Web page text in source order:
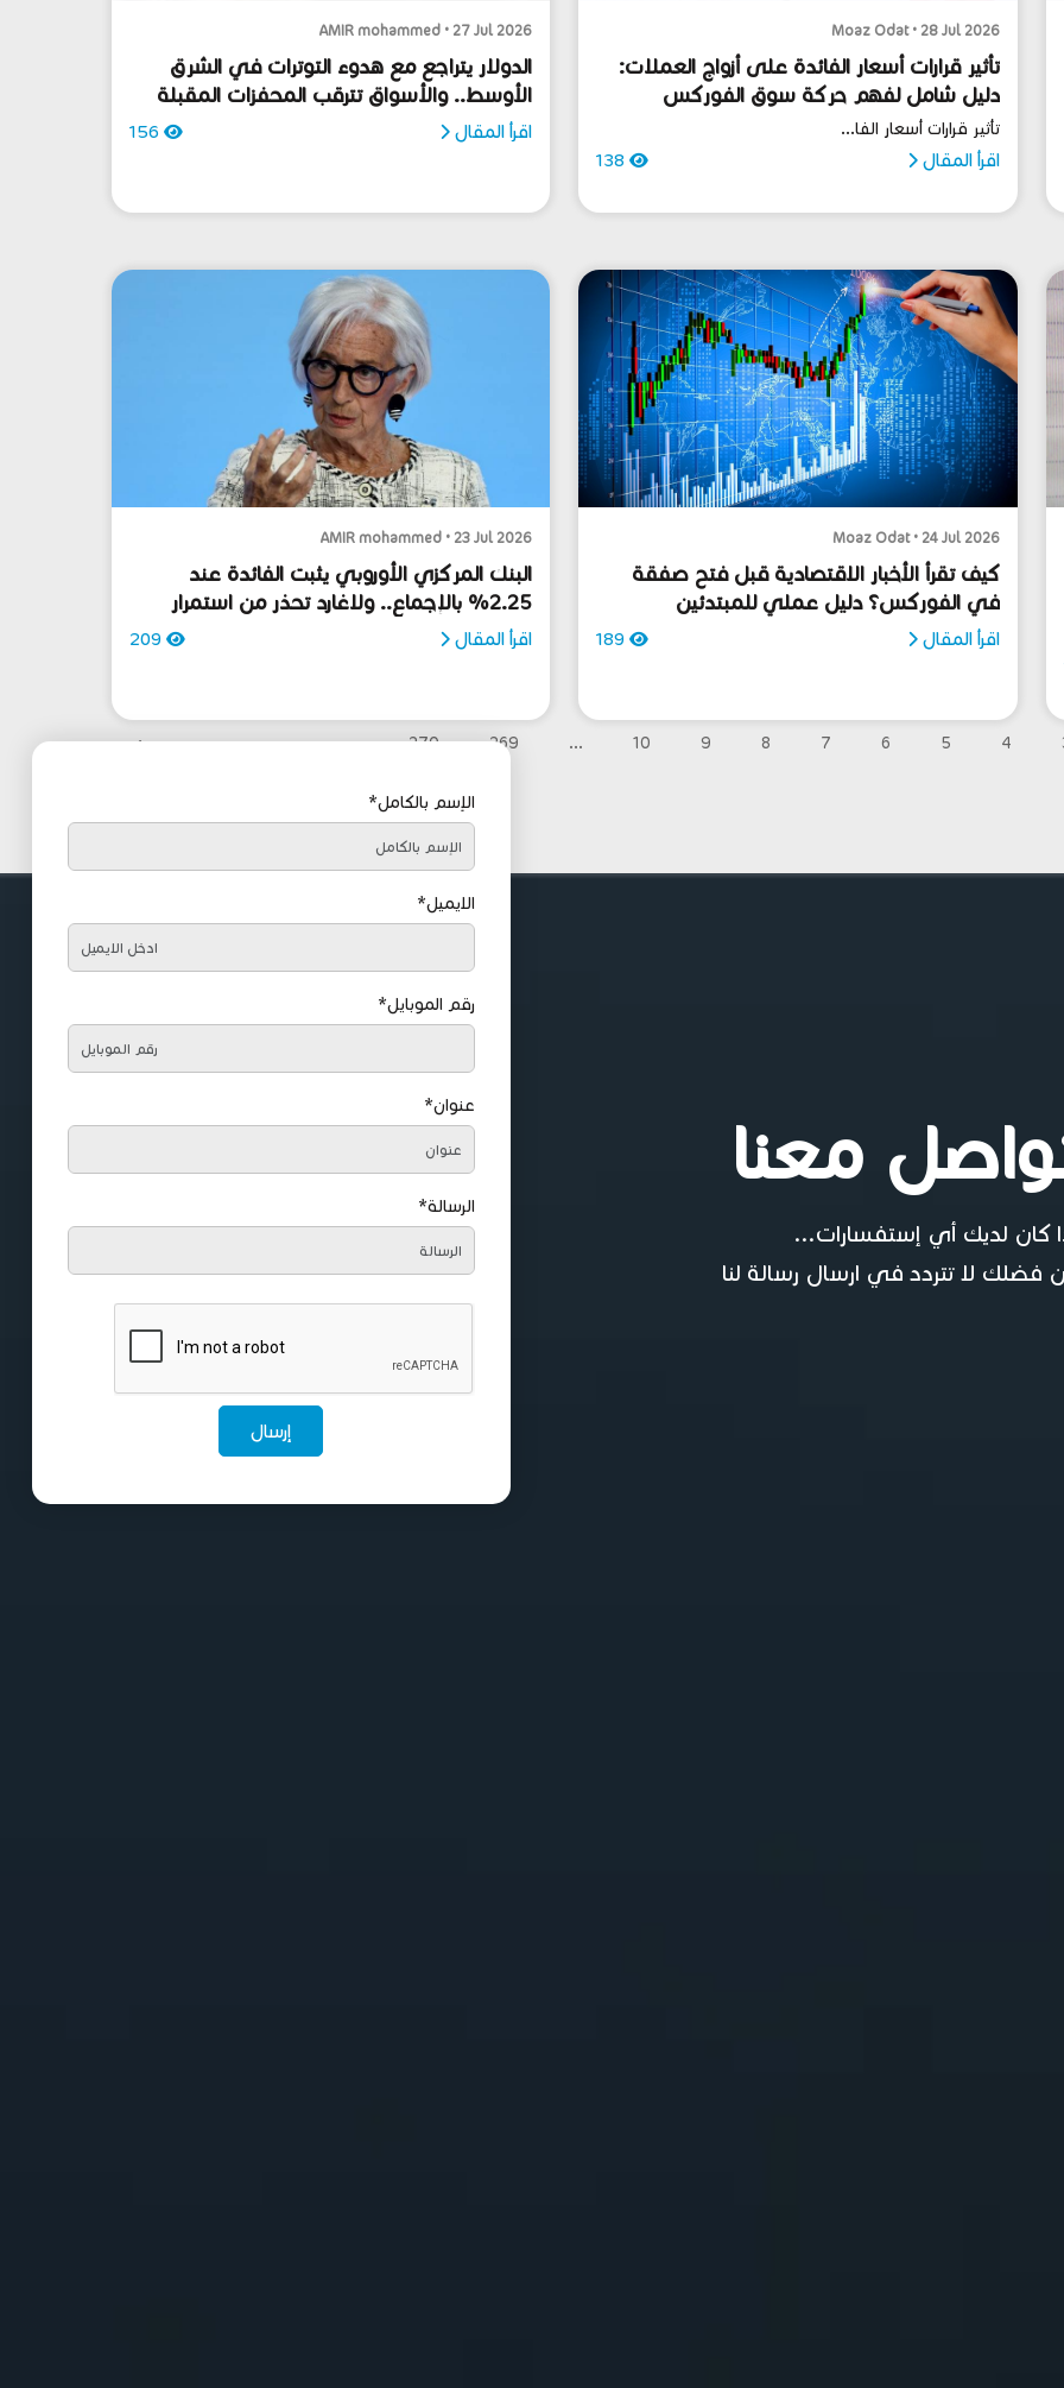
Moaz Odat • 28 Jul 2026
تأثير قرارات أسعار الفائدة على أزواج العملات:
دليل شامل لفهم حركة سوق الفوركس
تأثير قرارات أسعار الفا...
اقرأ المقال 138
AMIR mohammed • 27 Jul 2026
الدولار يتراجع مع هدوء التوترات في الشرق
الأوسط.. والأسواق تترقب المحفزات المقبلة
اقرأ المقال 156
Moaz Odat • 24 Jul 2026
كيف تقرأ الأخبار الاقتصادية قبل فتح صفقة
في الفوركس؟ دليل عملي للمبتدئين
والمحترفين
اقرأ المقال 189
AMIR mohammed • 23 Jul 2026
البنك المركزي الأوروبي يثبت الفائدة عند
2.25% بالإجماع.. ولاغارد تحذر من استمرار
ضغوط الطاقة
اقرأ المقال 209
4
5
6
7
8
9
10
...
269
270
›
معنا
كان لديك أي إستفسارات...
فضلك لا تتردد في ارسال رسالة لنا
الإسم بالكامل*
الايميل*
رقم الموبايل*
عنوان*
الرسالة*
إرسال